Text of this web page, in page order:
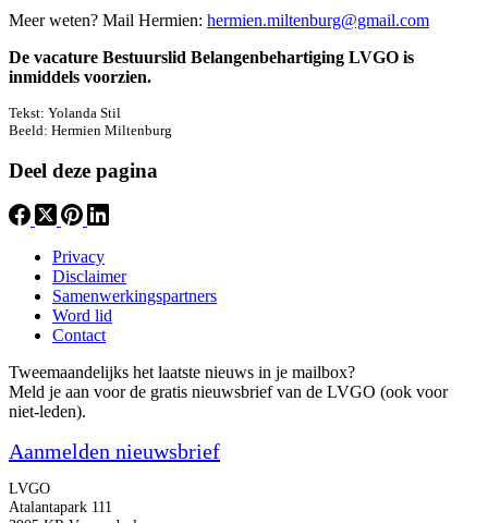
Meer weten? Mail Hermien: hermien.miltenburg@gmail.com
De vacature Bestuurslid Belangenbehartiging LVGO is
inmiddels voorzien.
Tekst: Yolanda Stil
Beeld: Hermien Miltenburg
Deel deze pagina
Privacy
Disclaimer
Samenwerkingspartners
Word lid
Contact
Tweemaandelijks het laatste nieuws in je mailbox?
Meld je aan voor de gratis nieuwsbrief van de LVGO (ook voor
niet-leden).
Aanmelden nieuwsbrief
LVGO
Atalantapark 111